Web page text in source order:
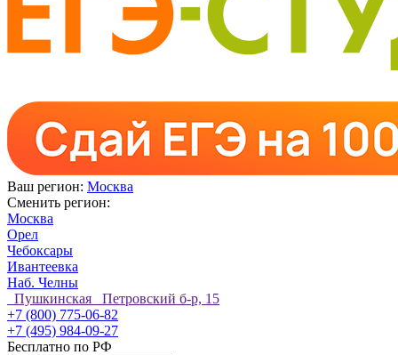
Ваш регион: Москва
Сменить регион:
Москва
Орел
Чебоксары
Ивантеевка
Наб. Челны
Пушкинская Петровский б-р, 15
+7 (800) 775-06-82
+7 (495) 984-09-27
Бесплатно по РФ